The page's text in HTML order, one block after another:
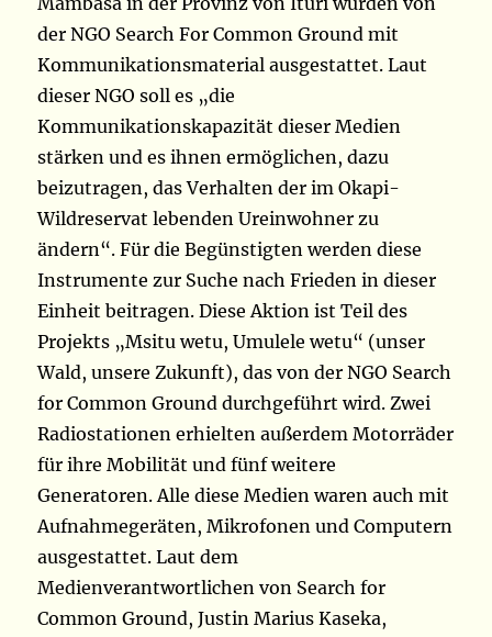
der NGO Search For Common Ground mit
Kommunikationsmaterial ausgestattet. Laut
dieser NGO soll es „die
Kommunikationskapazität dieser Medien
stärken und es ihnen ermöglichen, dazu
beizutragen, das Verhalten der im Okapi-
Wildreservat lebenden Ureinwohner zu
ändern“. Für die Begünstigten werden diese
Instrumente zur Suche nach Frieden in dieser
Einheit beitragen. Diese Aktion ist Teil des
Projekts „Msitu wetu, Umulele wetu“ (unser
Wald, unsere Zukunft), das von der NGO Search
for Common Ground durchgeführt wird. Zwei
Radiostationen erhielten außerdem Motorräder
für ihre Mobilität und fünf weitere
Generatoren. Alle diese Medien waren auch mit
Aufnahmegeräten, Mikrofonen und Computern
ausgestattet. Laut dem
Medienverantwortlichen von Search for
Common Ground, Justin Marius Kaseka,